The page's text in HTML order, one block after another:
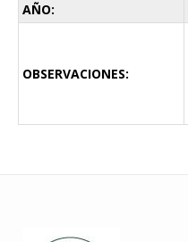
AÑO:
OBSERVACIONES: